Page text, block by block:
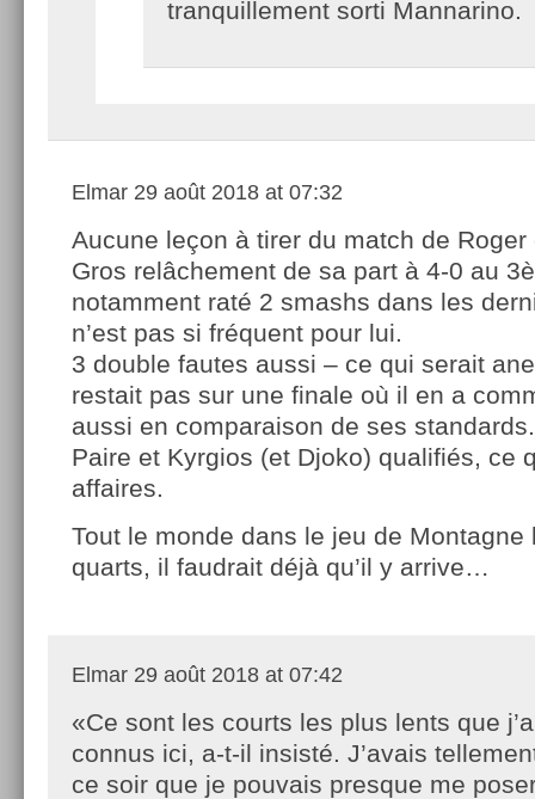
tranquillement sorti Mannarino.
Elmar 29 août 2018 at 07:32
Aucune leçon à tirer du match de Roger
Gros relâchement de sa part à 4-0 au
notamment raté 2 smashs dans les
n’est pas si fréquent pour lui.
3 double fautes aussi – ce qui serait
restait pas sur une finale où il en a
aussi en comparaison de ses standards.
Paire et Kyrgios (et Djoko) qualifiés, ce
affaires.
Tout le monde dans le jeu de Montagne
quarts, il faudrait déjà qu’il y arrive…
Elmar 29 août 2018 at 07:42
«Ce sont les courts les plus lents que
connus ici, a-t-il insisté. J’avais
ce soir que je pouvais presque me